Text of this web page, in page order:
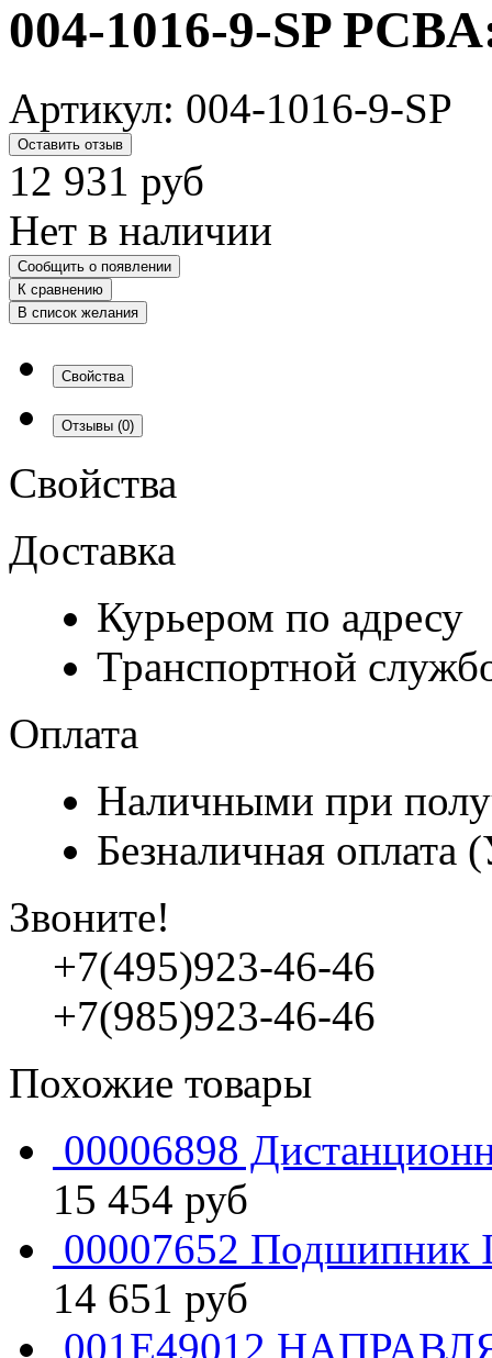
004-1016-9-SP
Артикул: 004-1016-9-SP
Оставить отзыв
12 931 руб
Нет в наличии
Сообщить о появлении
К сравнению
В список желания
Свойства
Отзывы (0)
Свойства
Доставка
Курьером по адресу
Транспортной
Оплата
Наличными при
Безналичная
Звоните!
+7(495)923-46-46
+7(985)923-46-46
Похожие товары
00006898
15 454 руб
00007652 Подшипник
14 651 руб
001E49012